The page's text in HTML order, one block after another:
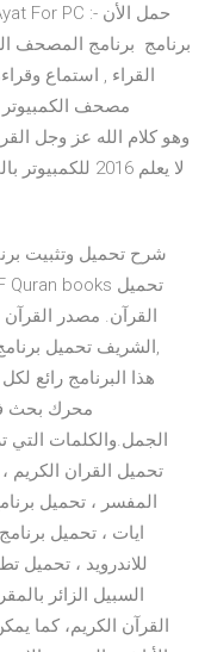
برنامج برنامج المصحف
القراء , استماع
مصحف الكمبيوتر
لا يعلم 2016
شرح تحميل وتثبيت
القرآن. مصدر
الشريف تحميل
محرك بحث
الجمل.والكلمات التي
المفسر ، تحميل
ايات ، تحميل
للاندرويد ، تحميل
السبيل الزائر
القرآن الكريم، كما